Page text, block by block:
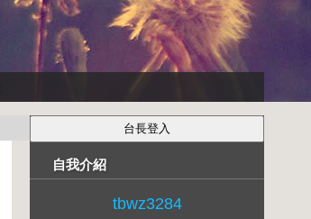
自我介紹
tbwz3284